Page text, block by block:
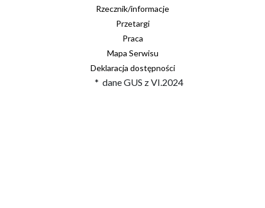
Rzecznik/informacje
Przetargi
Praca
Mapa Serwisu
Deklaracja dostępności
* dane GUS z VI.2024